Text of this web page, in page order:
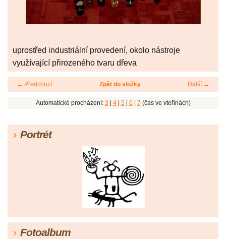
uprostřed industriální provedení, okolo nástroje
využívající přirozeného tvaru dřeva
← Předchozí Další →
Zpět do složky
Automatické procházení: 3 4| 5| 6 7 (čas ve vteřinách)
Portrét
Fotoalbum